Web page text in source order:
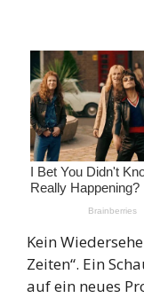
Kein
Zeiten“. Ein
auf ein neues